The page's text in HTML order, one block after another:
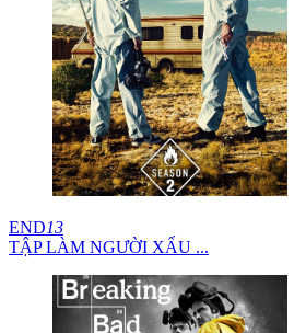
END13
TẬP LÀM NGƯỜI XẤU ...